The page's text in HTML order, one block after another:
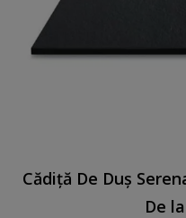
De la